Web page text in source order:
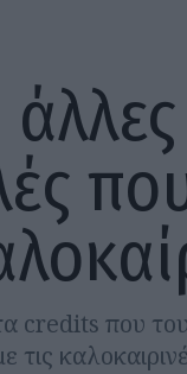
credits που
τις